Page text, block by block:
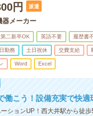
円
派遣
器メーカー
二新卒OK 英語不要 履歴書
勤務 土日祝休 交費支給
Word Excel
働こう！設備充実で快適
ションUP！西大井駅から徒